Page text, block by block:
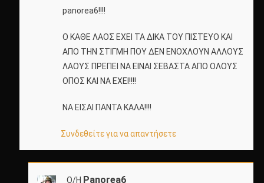
panorea6!!!!
Ο ΚΑΘΕ ΛΑΟΣ ΕΧΕΙ ΤΑ ΔΙΚΑ ΤΟΥ ΠΙΣΤΕΥΟ ΚΑΙ
ΑΠΟ ΤΗΝ ΣΤΙΓΜΗ ΠΟΥ ΔΕΝ ΕΝΟΧΛΟΥΝ ΑΛΛΟΥΣ
ΛΑΟΥΣ ΠΡΕΠΕΙ ΝΑ ΕΙΝΑΙ ΣΕΒΑΣΤΑ ΑΠΟ ΟΛΟΥΣ
ΟΠΟΣ ΚΑΙ ΝΑ ΕΧΕΙ!!!!
ΝΑ ΕΙΣΑΙ ΠΑΝΤΑ ΚΑΛΑ!!!!
Συνδεθείτε για να απαντήσετε
Ο/Η Panorea6